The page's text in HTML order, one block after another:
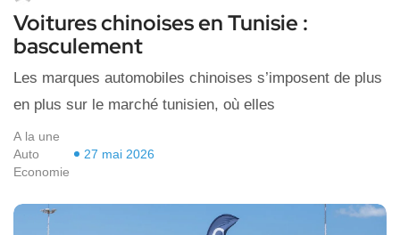
Voitures chinoises en Tunisie :
basculement
Les marques automobiles chinoises s’imposent de plus
en plus sur le marché tunisien, où elles
A la une
Auto
Economie
27 mai 2026